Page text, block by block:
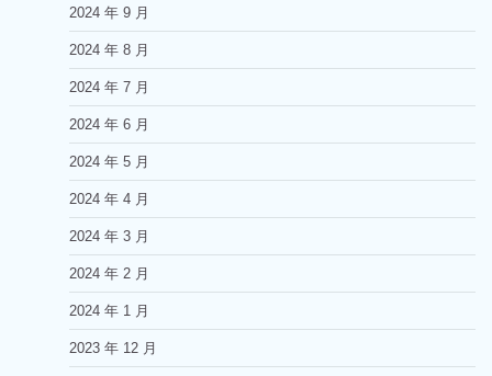
2024 年 9 月
2024 年 8 月
2024 年 7 月
2024 年 6 月
2024 年 5 月
2024 年 4 月
2024 年 3 月
2024 年 2 月
2024 年 1 月
2023 年 12 月